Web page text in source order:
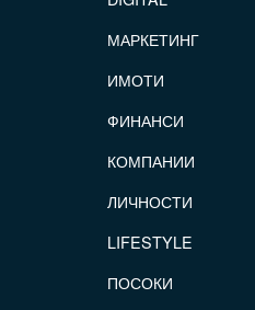
МАРКЕТИНГ
ИМОТИ
ФИНАНСИ
КОМПАНИИ
ЛИЧНОСТИ
LIFESTYLE
ПОСОКИ